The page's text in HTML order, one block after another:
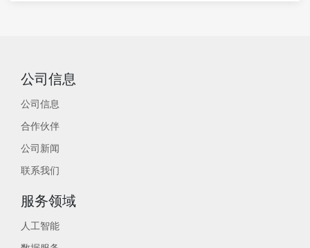
公司信息
公司信息
合作伙伴
公司新闻
联系我们
服务领域
人工智能